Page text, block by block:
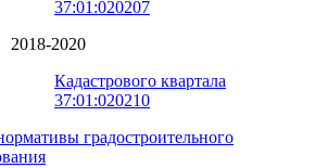
37:01:020207
2018-2020
Кадастрового квартала
37:01:020210
градостроительного